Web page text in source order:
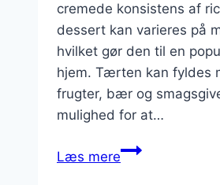
cremede konsistens af
dessert kan varieres på
hvilket gør den til en
hjem. Tærten kan fyldes
frugter, bær og
mulighed for at…
Læs mereRicotta